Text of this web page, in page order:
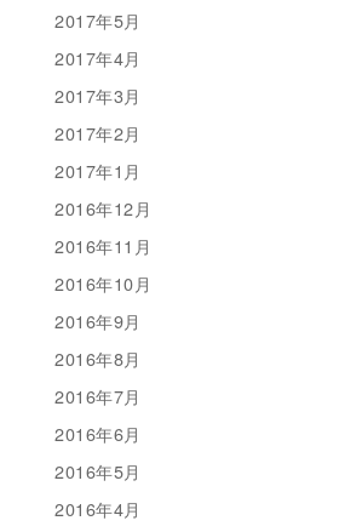
2017年5月
2017年4月
2017年3月
2017年2月
2017年1月
2016年12月
2016年11月
2016年10月
2016年9月
2016年8月
2016年7月
2016年6月
2016年5月
2016年4月